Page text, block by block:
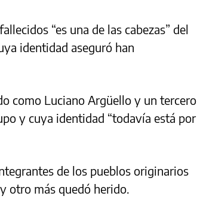
“es una de las cabezas” del
identidad aseguró han
como Luciano Argüello y un tercero
y cuya identidad “todavía está por
de los pueblos originarios
otro más quedó herido.